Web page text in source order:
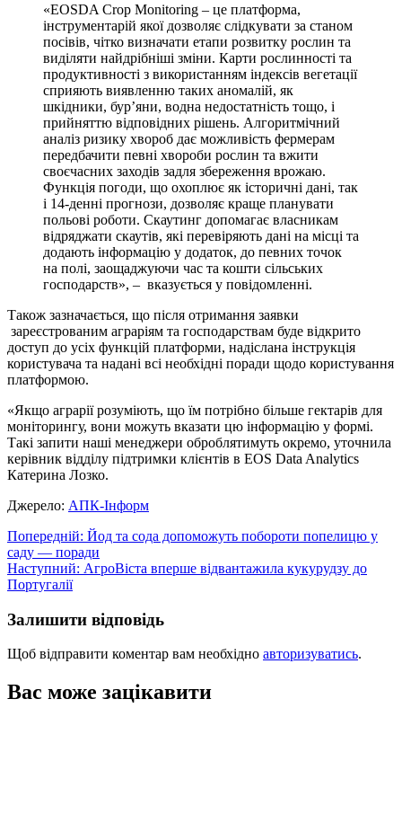
«EOSDA Crop Monitoring – це платформа,
інструментарій якої дозволяє слідкувати за станом
посівів, чітко визначати етапи розвитку рослин та
виділяти найдрібніші зміни. Карти рослинності та
продуктивності з використанням індексів вегетації
сприяють виявленню таких аномалій, як
шкідники, бур’яни, водна недостатність тощо, і
прийняттю відповідних рішень. Алгоритмічний
аналіз ризику хвороб дає можливість фермерам
передбачити певні хвороби рослин та вжити
своєчасних заходів задля збереження врожаю.
Функція погоди, що охоплює як історичні дані, так
і 14-денні прогнози, дозволяє краще планувати
польові роботи. Скаутинг допомагає власникам
відряджати скаутів, які перевіряють дані на місці та
додають інформацію у додаток, до певних точок
на полі, заощаджуючи час та кошти сільських
господарств», – вказується у повідомленні.
Також зазначається, що після отримання заявки
зареєстрованим аграріям та господарствам буде відкрито
доступ до усіх функцій платформи, надіслана інструкція
користувача та надані всі необхідні поради щодо користування
платформою.
«Якщо аграрії розуміють, що їм потрібно більше гектарів для
моніторингу, вони можуть вказати цю інформацію у формі.
Такі запити наші менеджери оброблятимуть окремо, уточнила
керівник відділу підтримки клієнтів в EOS Data Analytics
Катерина Лозко.
Джерело: АПК-Інформ
Навігація
записів
Попередній: Йод та сода допоможуть побороти попелицю у
саду — поради
Наступний: АгроВіста вперше відвантажила кукурудзу до
Португалії
Залишити відповідь
Щоб відправити коментар вам необхідно авторизуватись.
Вас може зацікавити